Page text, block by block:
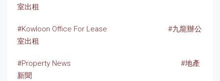
室出租
#Kowloon Office For Lease
#九龍辦公
室出租
#Property News
#地產
新聞